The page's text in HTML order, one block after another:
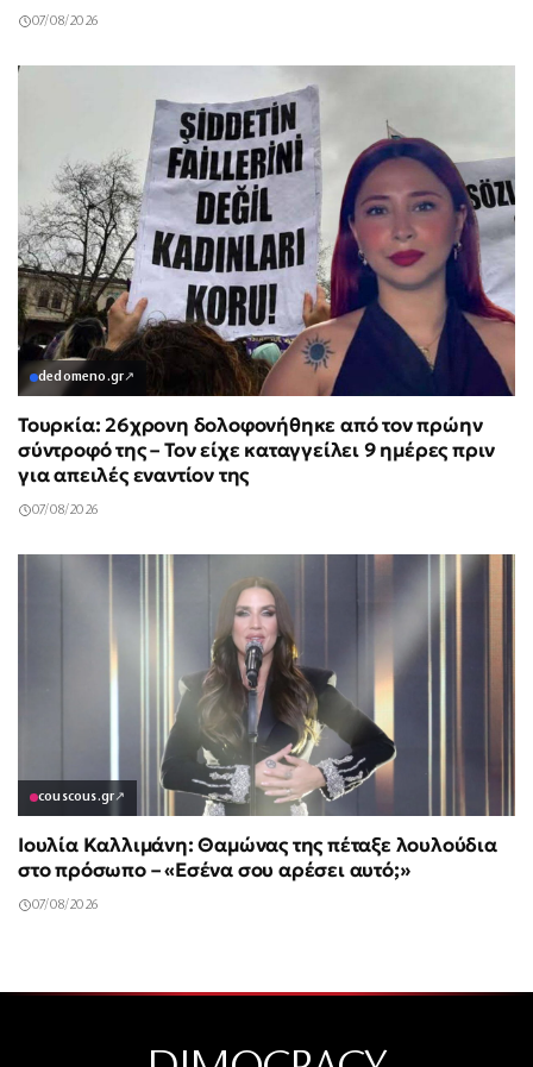
07/08/2026
dedomeno.gr↗
Τουρκία: 26χρονη δολοφονήθηκε από τον πρώην
σύντροφό της – Τον είχε καταγγείλει 9 ημέρες πριν
για απειλές εναντίον της
07/08/2026
couscous.gr↗
Ιουλία Καλλιμάνη: Θαμώνας της πέταξε λουλούδια
στο πρόσωπο – «Εσένα σου αρέσει αυτό;»
07/08/2026